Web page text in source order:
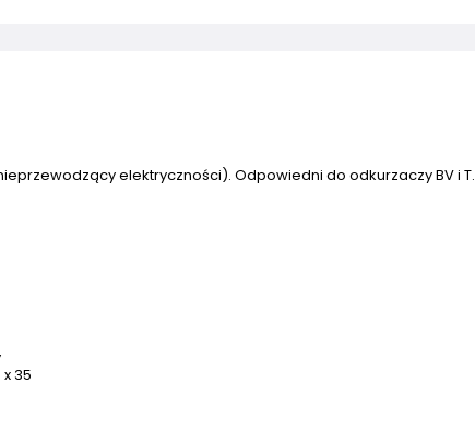
elektryczności). Odpowiedni do odkurzaczy BV i T.
35